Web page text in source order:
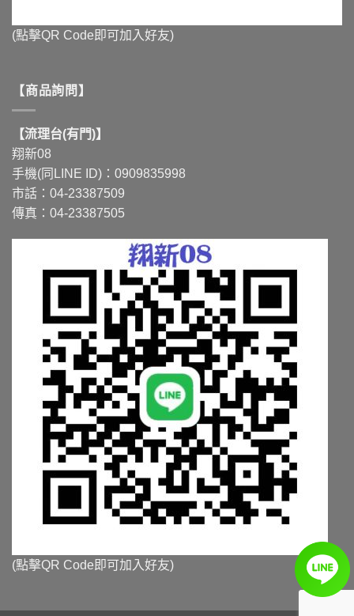
(點擊QR Code即可加入好友)
【商品詢問】
【流理台(有門)】
翔新08
手機(同LINE ID)：0909835998
市話：04-23387509
傳真：04-23387505
(點擊QR Code即可加入好友)